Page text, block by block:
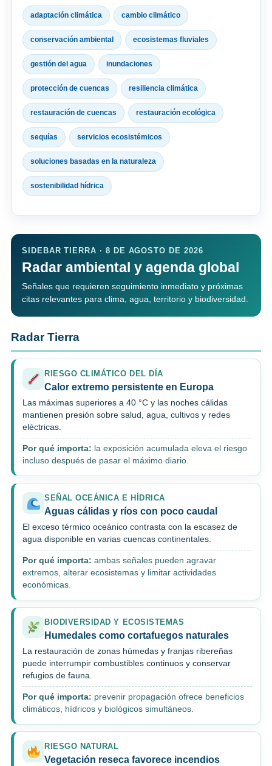
adaptación climática cambio climático
conservación ambiental ecosistemas fluviales
gestión del agua inundaciones
protección de cuencas resiliencia climática
restauración de cuencas restauración ecológica
sequías servicios ecosistémicos
soluciones basadas en la naturaleza
sostenibilidad hídrica
SIDEBAR TIERRA · 8 DE AGOSTO DE 2026
Radar ambiental y agenda global
Señales que requieren seguimiento inmediato y próximas
citas relevantes para clima, agua, territorio y biodiversidad.
Radar Tierra
RIESGO CLIMÁTICO DEL DÍA
Calor extremo persistente en Europa
Las máximas superiores a 40 °C y las noches cálidas
mantienen presión sobre salud, agua, cultivos y redes
eléctricas.
Por qué importa: la exposición acumulada eleva el riesgo
incluso después de pasar el máximo diario.
SEÑAL OCEÁNICA E HÍDRICA
Aguas cálidas y ríos con poco caudal
El exceso térmico oceánico contrasta con la escasez de
agua disponible en varias cuencas continentales.
Por qué importa: ambas señales pueden agravar
extremos, alterar ecosistemas y limitar actividades
económicas.
BIODIVERSIDAD Y ECOSISTEMAS
Humedales como cortafuegos naturales
La restauración de zonas húmedas y franjas ribereñas
puede interrumpir combustibles continuos y conservar
refugios de fauna.
Por qué importa: prevenir propagación ofrece beneficios
climáticos, hídricos y biológicos simultáneos.
RIESGO NATURAL
Vegetación reseca favorece incendios